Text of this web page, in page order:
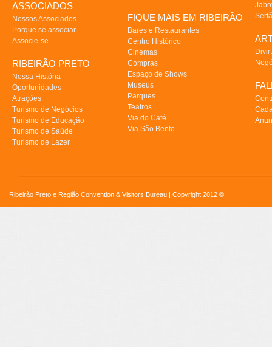
ASSOCIADOS
Nossos Associados
Porque se associar
Associe-se
RIBEIRÃO PRETO
Nossa História
Oportunidades
Atrações
Turismo de Negócios
Turismo de Educação
Turismo de Saúde
Turismo de Lazer
FIQUE MAIS EM RIBEIRÃO
Bares e Restaurantes
Centro Histórico
Cinemas
Compras
Espaço de Shows
Museus
Parques
Teatros
Via do Café
Via São Bento
Ribeirão Preto e Região Convention & Visitors Bureau | Copyright 2012 ©